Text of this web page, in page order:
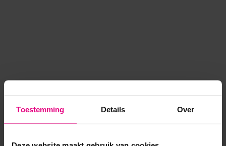
Toestemming Details Over